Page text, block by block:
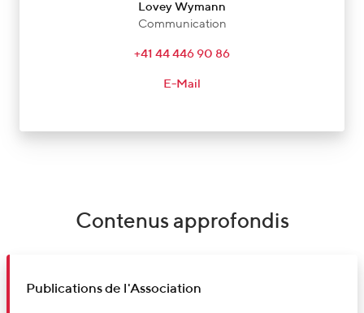
Lovey Wymann
Communication
+41 44 446 90 86
E-Mail
Contenus approfondis
Publications de l'Association